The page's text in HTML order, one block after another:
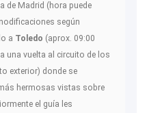
de Madrid (hora puede
según
a Toledo (aprox. 09:00
una vuelta al circuito de los
exterior) donde se
hermosas vistas sobre
el guía les